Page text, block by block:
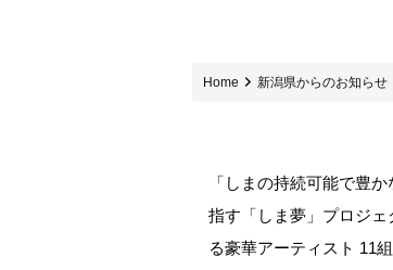
Home 新潟県からのお知らせ
「しまの持続可能で豊
指す「しま夢」プロジ
る豪華アーティスト 11